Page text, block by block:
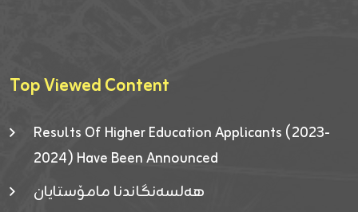
Top Viewed Content
Results Of Higher Education Applicants (2023-
2024) Have Been Announced
هەلسەنگاندنا مامۆستایان